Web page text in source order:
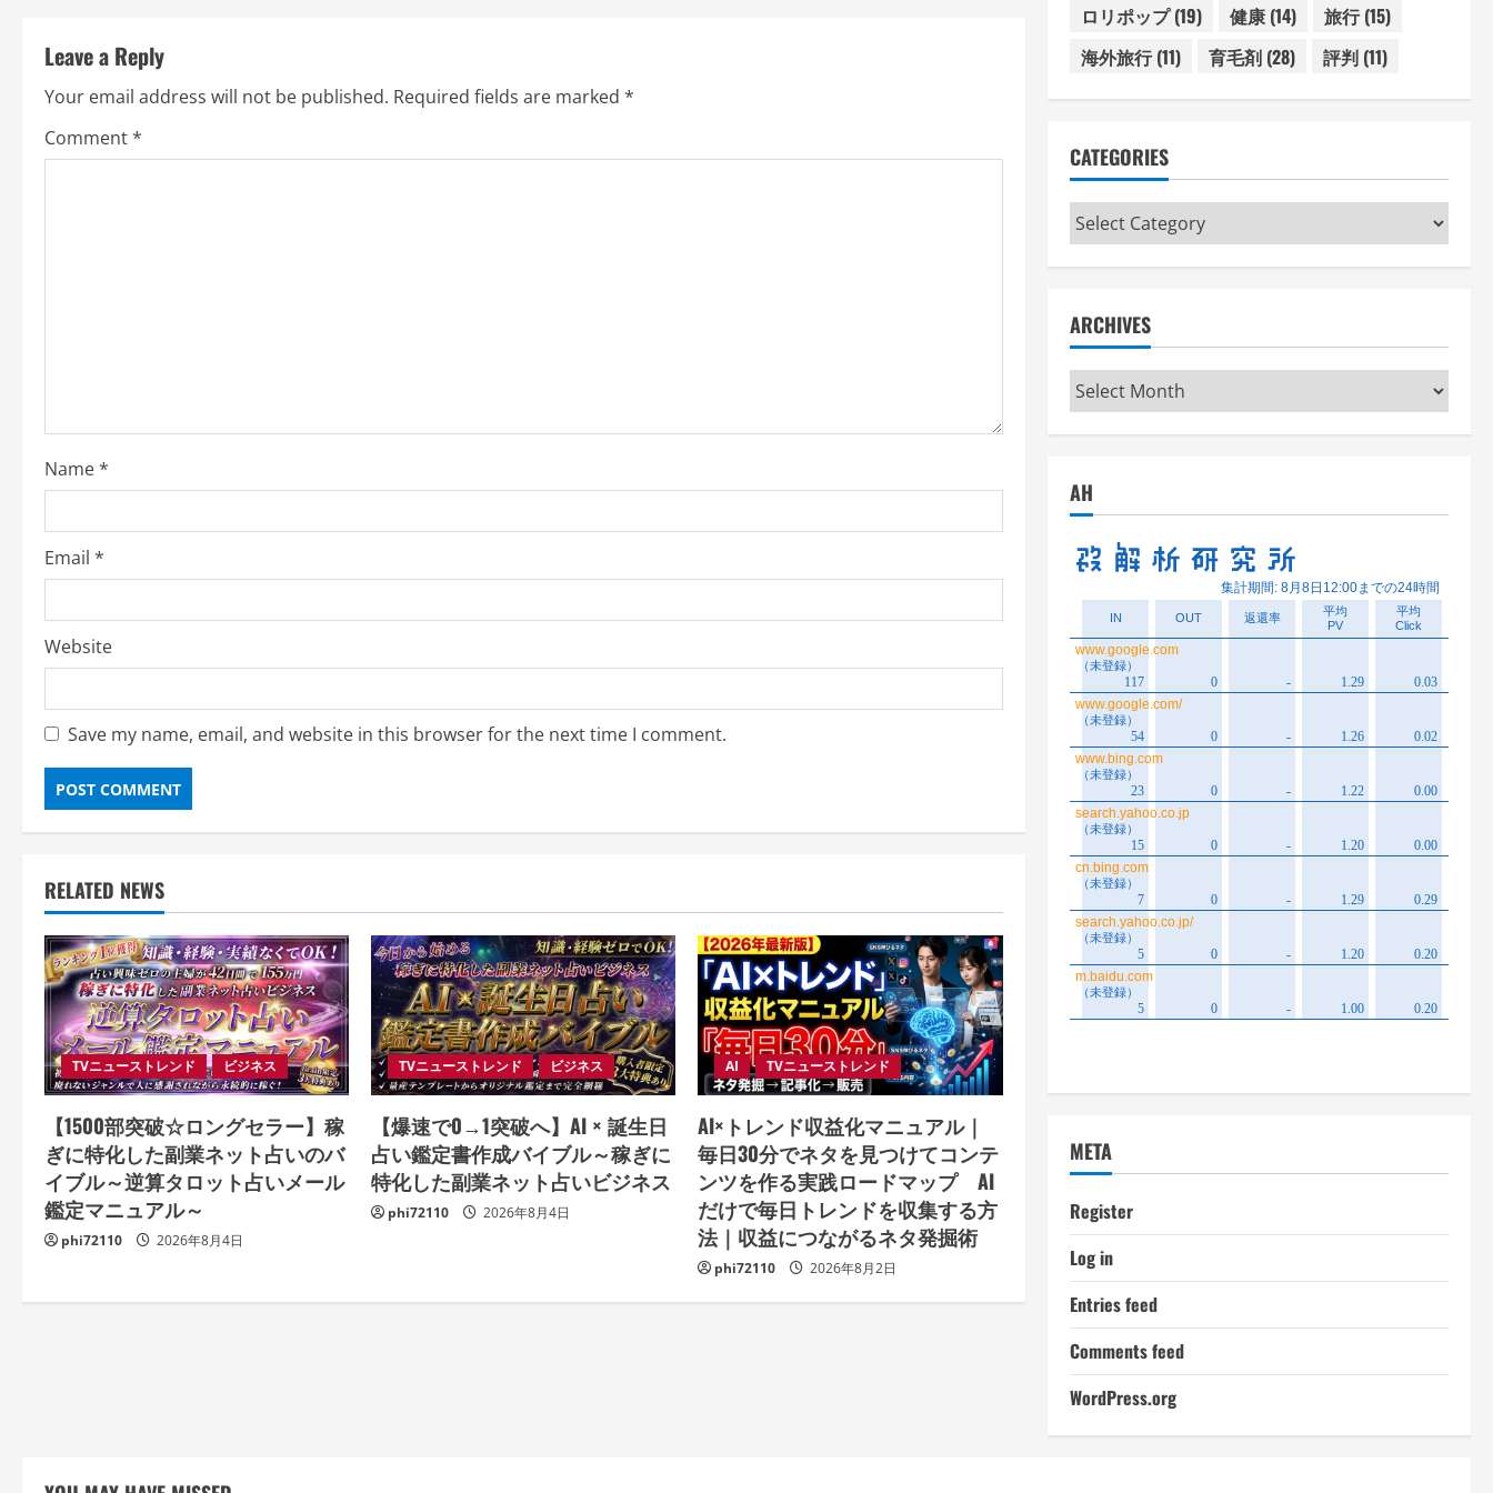
s
t
n
a
i
o
n
Leave a Reply
Your email address will not be published. Required fields are marked *
Comment*
Name*
Email *
Website
Save my name, email, and website in this browser for the next time I comment.
RELATED NEWS
TVニューストレンド ビジネス
【1500部突破☆ロングセラー】稼
ぎに特化した副業ネット占いのバ
イブル～逆算タロット占いメール
鑑定マニュアル～
phi72110 2026年8月4日
TVニューストレンド ビジネス
【爆速で0→1突破へ】AI × 誕生日
占い鑑定書作成バイブル～稼ぎに
特化した副業ネット占いビジネス
phi72110 2026年8月4日
AI TVニューストレンド
AI×トレンド収益化マニュアル｜
毎日30分でネタを見つけてコンテ
ンツを作る実践ロードマップ AI
だけで毎日トレンドを収集する方
法｜収益につながるネタ発掘術
phi72110 2026年8月2日
ロリポップ(19) 健康(14) 旅行(15)
海外旅行(11) 育毛剤(28) 評判(11)
CATEGORIES
Categories
ARCHIVES
Archives
AH
META
Register
Log in
Entries feed
Comments feed
WordPress.org